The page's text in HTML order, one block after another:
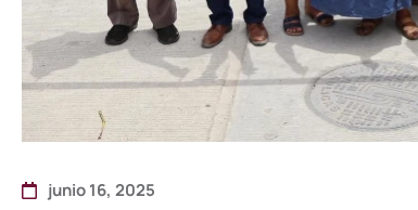
junio 16, 2025